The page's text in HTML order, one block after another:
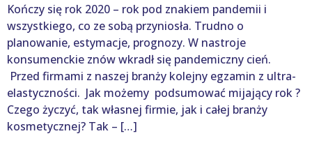
Kończy się rok 2020 – rok pod znakiem pandemii i
wszystkiego, co ze sobą przyniosła. Trudno o
planowanie, estymacje, prognozy. W nastroje
konsumenckie znów wkradł się pandemiczny cień.
Przed firmami z naszej branży kolejny egzamin z ultra-
elastyczności. Jak możemy podsumować mijający rok ?
Czego życzyć, tak własnej firmie, jak i całej branży
kosmetycznej? Tak – […]